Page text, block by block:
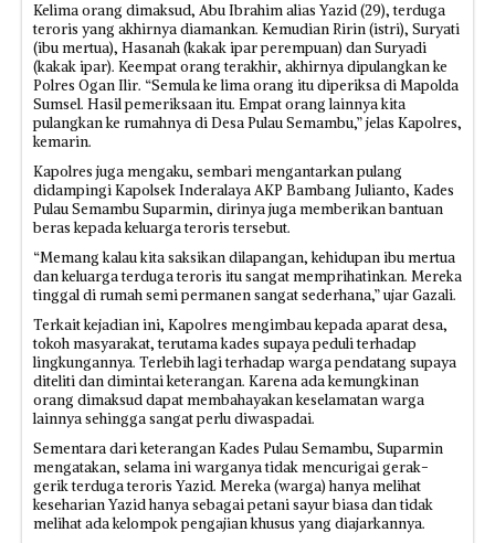
Kelima orang dimaksud, Abu Ibrahim alias Yazid (29), terduga
teroris yang akhirnya diamankan. Kemudian Ririn (istri), Suryati
(ibu mertua), Hasanah (kakak ipar perempuan) dan Suryadi
(kakak ipar). Keempat orang terakhir, akhirnya dipulangkan ke
Polres Ogan Ilir. “Semula ke lima orang itu diperiksa di Mapolda
Sumsel. Hasil pemeriksaan itu. Empat orang lainnya kita
pulangkan ke rumahnya di Desa Pulau Semambu,” jelas Kapolres,
kemarin.
Kapolres juga mengaku, sembari mengantarkan pulang
didampingi Kapolsek Inderalaya AKP Bambang Julianto, Kades
Pulau Semambu Suparmin, dirinya juga memberikan bantuan
beras kepada keluarga teroris tersebut.
“Memang kalau kita saksikan dilapangan, kehidupan ibu mertua
dan keluarga terduga teroris itu sangat memprihatinkan. Mereka
tinggal di rumah semi permanen sangat sederhana,” ujar Gazali.
Terkait kejadian ini, Kapolres mengimbau kepada aparat desa,
tokoh masyarakat, terutama kades supaya peduli terhadap
lingkungannya. Terlebih lagi terhadap warga pendatang supaya
diteliti dan dimintai keterangan. Karena ada kemungkinan
orang dimaksud dapat membahayakan keselamatan warga
lainnya sehingga sangat perlu diwaspadai.
Sementara dari keterangan Kades Pulau Semambu, Suparmin
mengatakan, selama ini warganya tidak mencurigai gerak-
gerik terduga teroris Yazid. Mereka (warga) hanya melihat
keseharian Yazid hanya sebagai petani sayur biasa dan tidak
melihat ada kelompok pengajian khusus yang diajarkannya.